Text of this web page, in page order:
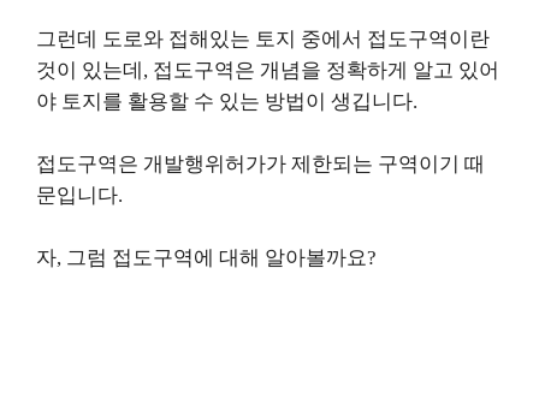
그런데 도로와 접해있는 토지 중에서 접도구역이란
것이 있는데, 접도구역은 개념을 정확하게 알고 있어
야 토지를 활용할 수 있는 방법이 생깁니다.
접도구역은 개발행위허가가 제한되는 구역이기 때
문입니다.
자, 그럼 접도구역에 대해 알아볼까요?